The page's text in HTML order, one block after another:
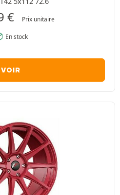
€ Prix unitaire
En stock
VOIR